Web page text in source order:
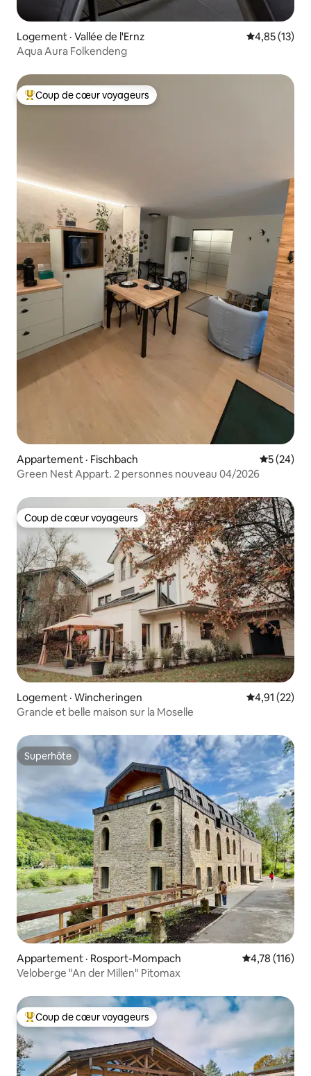
Logement · Vallée de l'Ernz Note
4,85 (13)
Aqua Aura Folkendeng
Coup de cœur voyageurs parmi les plus aimés
Coup de cœur voyageurs
Appartement · Fischbach Note
5 (24)
Green Nest Appart. 2 personnes nouveau 04/2026
Coup de cœur voyageurs
Coup de cœur voyageurs
Logement · Wincheringen Note
4,91 (22)
Grande et belle maison sur la Moselle
Superhôte
Superhôte
Appartement · Rosport-Mompach Note
4,78 (116)
Veloberge "An der Millen" Pitomax
Coup de cœur voyageurs parmi les plus aimés
Coup de cœur voyageurs